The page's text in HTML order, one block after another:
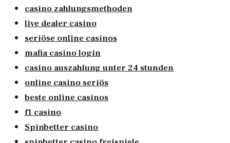
casino zahlungsmethoden
live dealer casino
seriöse online casinos
mafia casino login
casino auszahlung unter 24 stunden
online casino seriös
beste online casinos
f1 casino
Spinbetter casino